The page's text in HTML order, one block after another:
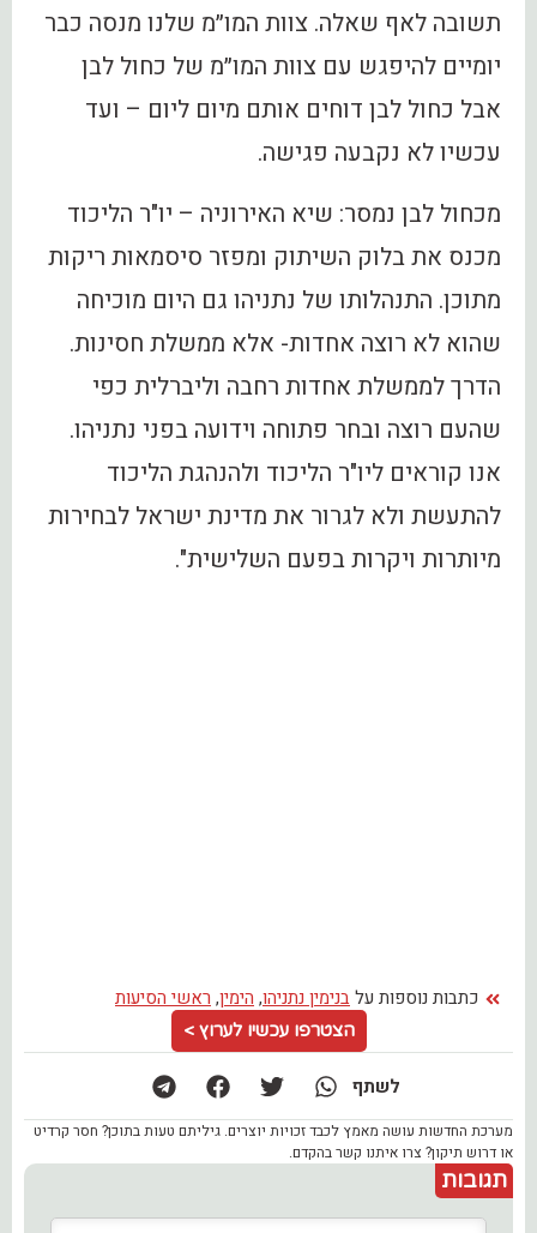
תשובה לאף שאלה. צוות המו״מ שלנו מנסה כבר
יומיים להיפגש עם צוות המו״מ של כחול לבן
אבל כחול לבן דוחים אותם מיום ליום – ועד
עכשיו לא נקבעה פגישה.
מכחול לבן נמסר: שיא האירוניה – יו"ר הליכוד
מכנס את בלוק השיתוק ומפזר סיסמאות ריקות
מתוכן. התנהלותו של נתניהו גם היום מוכיחה
שהוא לא רוצה אחדות- אלא ממשלת חסינות.
הדרך לממשלת אחדות רחבה וליברלית כפי
שהעם רוצה ובחר פתוחה וידועה בפני נתניהו.
אנו קוראים ליו"ר הליכוד ולהנהגת הליכוד
להתעשת ולא לגרור את מדינת ישראל לבחירות
מיותרות ויקרות בפעם השלישית".
כתבות נוספות עלבנימין נתניהו, הימין, ראשי הסיעות
הצטרפו עכשיו לערוץ >
לשתף
מערכת החדשות עושה מאמץ לכבד זכויות יוצרים. גיליתם טעות בתוכן? חסר קרדיט
או דרוש תיקון? צרו איתנו קשר בהקדם.
תגובות